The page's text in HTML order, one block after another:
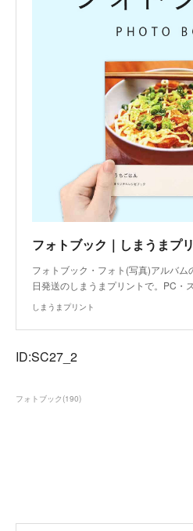
フォトブック・フォト(写真)アルバ
日発送のしまうまプリントで。PC・
しまうまプリント
ID:SC27_2
フォトブック (190)